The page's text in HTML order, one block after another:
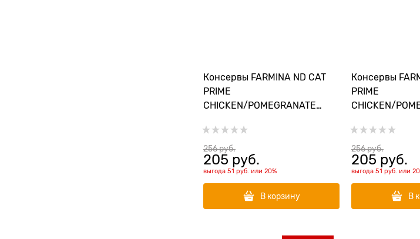
Консервы FARMINA ND CAT
PRIME
CHICKEN/POMEGRANATE
гранатом
256 руб.
205 руб.
выгода 51 руб. или 20%
В корзину
Консервы
PRIME
CHICKEN/
гранатом
256 руб.
205 руб.
выгода 51 руб. или
В